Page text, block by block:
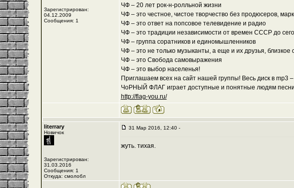
Зарегистрирован:
04.12.2009
Сообщения: 1
ЧФ – 20 лет рок-н-ролльной жизни
ЧФ – это честное, чистое творчество без продюсеров,
ЧФ – это ответ на попсовое телевидение и радио
ЧФ – это традиции независимости от времен СССР до
ЧФ – группа соратников и единомышленников
ЧФ – это не только музыканты, а еще и их друзья,
ЧФ – это Свобода самовыражения
ЧФ – это выбор населенья!
Приглашаем всех на сайт нашей группы! Весь диск в mp3
ЧоРНЫЙ ФЛАГ играет доступные и понятные людям
http://flag-you.ru/
literrary
Новичок
Зарегистрирован:
31.03.2016
Сообщения: 1
Откуда: смолобл
31 Мар 2016, 12:40 -
жуть. тихая.